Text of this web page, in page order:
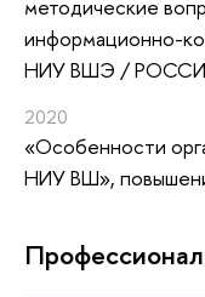
методические
информационно-
НИУ ВШЭ /
2020
«Особенности
НИУ ВШ»,